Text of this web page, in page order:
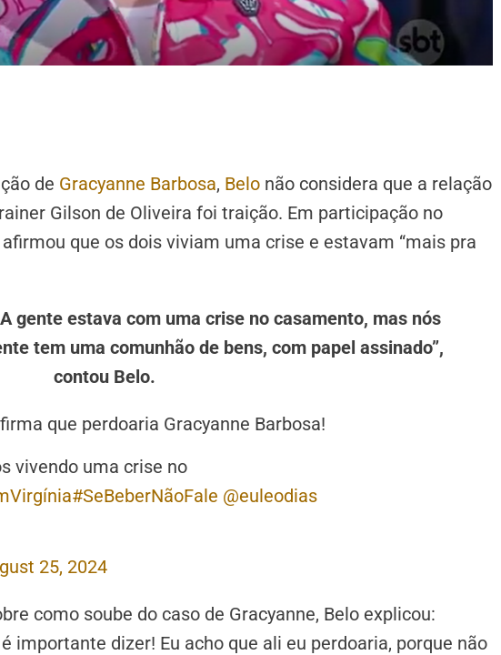
de Gracyanne Barbosa, Belo não considera que a relação
Gilson de Oliveira foi traição. Em participação no
que os dois viviam uma crise e estavam “mais pra
gente estava com uma crise no casamento, mas nós
tem uma comunhão de bens, com papel assinado”,
contou Belo.
que perdoaria Gracyanne Barbosa!
vivendo uma crise no
#SeBeberNãoFale @euleodias
25, 2024
como soube do caso de Gracyanne, Belo explicou:
importante dizer! Eu acho que ali eu perdoaria, porque não